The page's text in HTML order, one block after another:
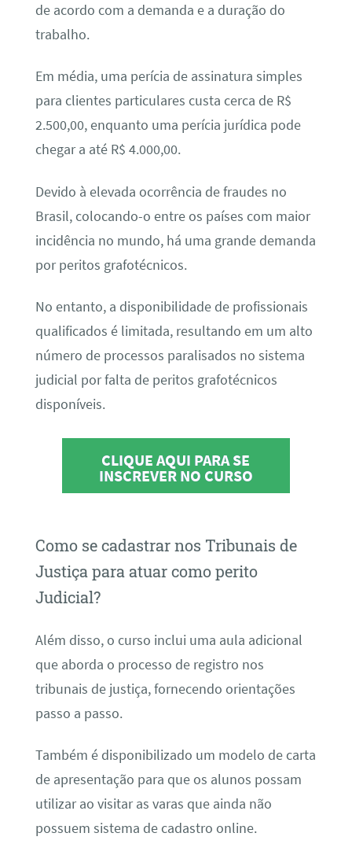
de acordo com a demanda e a duração do
trabalho.
Em média, uma perícia de assinatura simples
para clientes particulares custa cerca de R$
2.500,00, enquanto uma perícia jurídica pode
chegar a até R$ 4.000,00.
Devido à elevada ocorrência de fraudes no
Brasil, colocando-o entre os países com maior
incidência no mundo, há uma grande demanda
por peritos grafotécnicos.
No entanto, a disponibilidade de profissionais
qualificados é limitada, resultando em um alto
número de processos paralisados no sistema
judicial por falta de peritos grafotécnicos
disponíveis.
CLIQUE AQUI PARA SE
INSCREVER NO CURSO
Como se cadastrar nos Tribunais de
Justiça para atuar como perito
Judicial?
Além disso, o curso inclui uma aula adicional
que aborda o processo de registro nos
tribunais de justiça, fornecendo orientações
passo a passo.
Também é disponibilizado um modelo de carta
de apresentação para que os alunos possam
utilizar ao visitar as varas que ainda não
possuem sistema de cadastro online.